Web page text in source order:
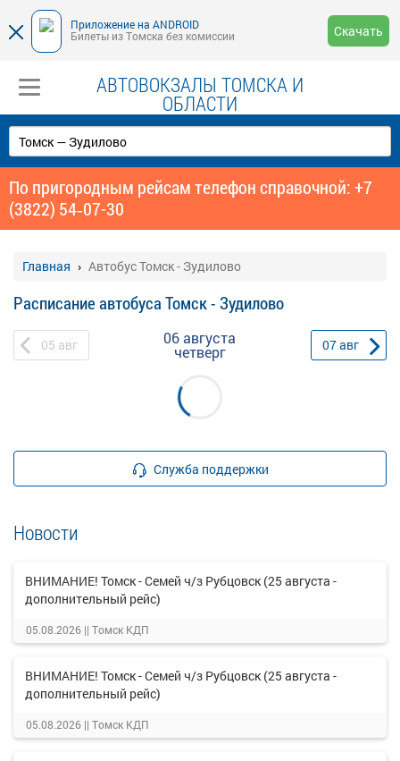
Приложение на ANDROID
Билеты из Томска без комиссии
Скачать
АВТОВОКЗАЛЫ ТОМСКА И
ОБЛАСТИ
По пригородным рейсам телефон справочной: +7
(3822) 54‑07-30
Главная Автобус Томск - Зудилово
Расписание автобуса Томск - Зудилово
05 авг 06 августа
четверг 07авг
Служба поддержки
Новости
ВНИМАНИЕ! Томск - Семей ч/з Рубцовск (25 августа -
дополнительный рейс)
05.08.2026 || Томск КДП
ВНИМАНИЕ! Томск - Семей ч/з Рубцовск (25 августа -
дополнительный рейс)
05.08.2026 || Томск КДП